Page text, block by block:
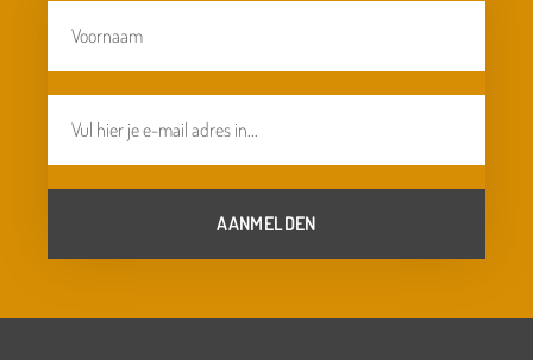
AANMELDEN